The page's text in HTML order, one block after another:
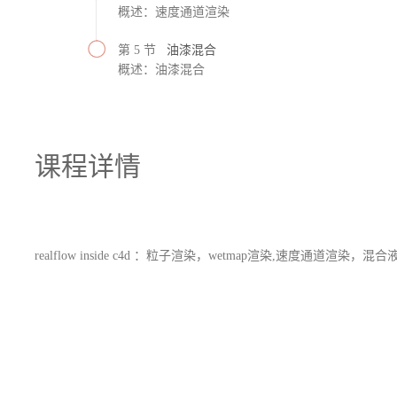
概述：速度通道渲染
第 5 节 油漆混合
概述：油漆混合
课程详情
realflow inside c4d ：粒子渲染，wetmap渲染,速度通道渲染，混合